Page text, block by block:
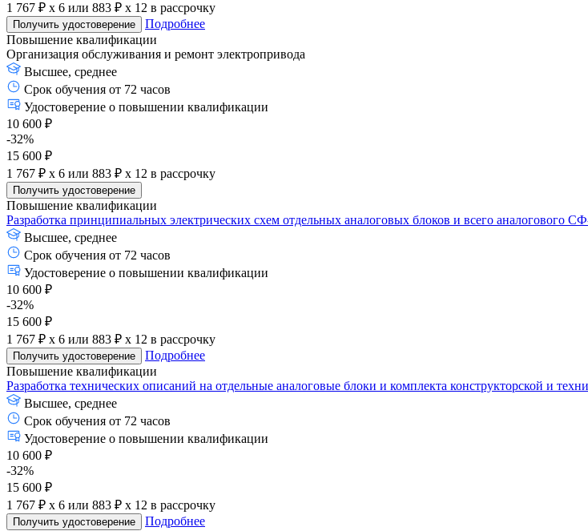
1 767 ₽ x 6 или 883 ₽ x 12 в рассрочку
Получить удостоверение
Подробнее
Повышение квалификации
Организация обслуживания и ремонт электропривода
Высшее, среднее
Срок обучения от 72 часов
Удостоверение о повышении квалификации
10 600 ₽
-32%
15 600 ₽
1 767 ₽ x 6 или 883 ₽ x 12 в рассрочку
Получить удостоверение
Повышение квалификации
Разработка принципиальных электрических схем отдельных аналоговых блоков и всего аналогового
Высшее, среднее
Срок обучения от 72 часов
Удостоверение о повышении квалификации
10 600 ₽
-32%
15 600 ₽
1 767 ₽ x 6 или 883 ₽ x 12 в рассрочку
Получить удостоверение
Подробнее
Повышение квалификации
Разработка технических описаний на отдельные аналоговые блоки и комплекта конструкторской и
Высшее, среднее
Срок обучения от 72 часов
Удостоверение о повышении квалификации
10 600 ₽
-32%
15 600 ₽
1 767 ₽ x 6 или 883 ₽ x 12 в рассрочку
Получить удостоверение
Подробнее